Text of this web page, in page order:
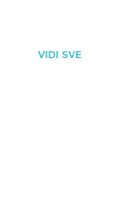
VIDI SVE